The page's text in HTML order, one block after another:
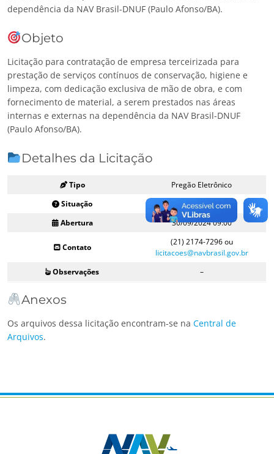
dependência da NAV Brasil-DNUF (Paulo Afonso/BA).
Objeto
Licitação para contratação de empresa terceirizada para
prestação de serviços contínuos de conservação, higiene e
limpeza, com dedicação exclusiva de mão de obra, e com
fornecimento de material, a serem prestados nas áreas
internas e externas na dependência da NAV Brasil-DNUF
(Paulo Afonso/BA).
Detalhes da Licitação
Tipo
Pregão Eletrônico
Situação
Aberto
Abertura
30/09/2024 09:00
Contato
(21) 2174-7296 ou
licitacoes@navbrasil.gov.br
Observações
–
Anexos
Os arquivos dessa licitação encontram-se na Central de
Arquivos.